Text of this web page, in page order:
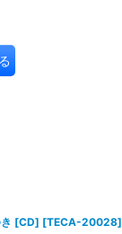
[CD] [TECA-20028]